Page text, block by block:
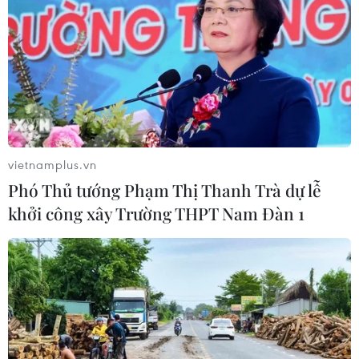
Phải đổi mới công tác quy
hoạch và tổ chức phát
triển hạ tầng
06/08/2026 09:53
Toàn cảnh vụ sai phạm
điểm thi trường THPT
chuyên Tuyên Quang
06/08/2026 09:04
Cầu Đắk Lung sập sau cú
tông của xe tải cẩu, 2 người
thoát chết
06/08/2026 09:00
Khẩn trường khám nghiệm
hiện trường, điều tra
nguyên nhân vụ cháy chợ
Biên Hòa
06/08/2026 04:37
vietnamplus.vn
Phó Thủ tướng Phạm Thị Thanh Trà dự lễ
khởi công xây Trường THPT Nam Đàn 1